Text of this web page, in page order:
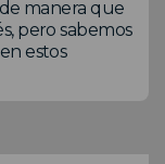
manera que
pero sabemos
estos